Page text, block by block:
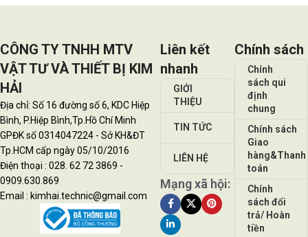
CÔNG TY TNHH MTV
VẬT TƯ VÀ THIẾT BỊ KIM
HẢI
Địa chỉ: Số 16 đường số 6, KDC Hiệp
Bình, P.Hiệp Bình,Tp.Hồ Chí Minh
GPĐK số 0314047224 - Sở KH&ĐT
Tp.HCM cấp ngày 05/10/2016
Điện thoại : 028. 62 72 3869 -
0909.630.869
Email : kimhai.technic@gmail.com
Liên kết
nhanh
GIỚI
THIỆU
TIN TỨC
LIÊN HỆ
Mạng xã hội:
Chính sách
Chính
sách qui
định
chung
Chính sách
Giao
hàng&Thanh
toán
Chính
sách đổi
trả/ Hoàn
tiền